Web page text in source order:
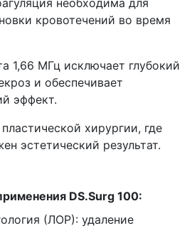
кровотечений во время
1,66 МГц исключает глубокий
и обеспечивает
эффект.
хирургии, где
эстетический результат.
DS.Surg 100:
(ЛОР): удаление